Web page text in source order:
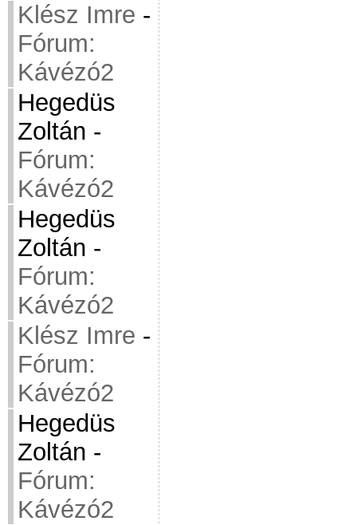
Klész Imre -
Fórum:
Kávézó2
Hegedüs
Zoltán -
Fórum:
Kávézó2
Hegedüs
Zoltán -
Fórum:
Kávézó2
Klész Imre -
Fórum:
Kávézó2
Hegedüs
Zoltán -
Fórum:
Kávézó2